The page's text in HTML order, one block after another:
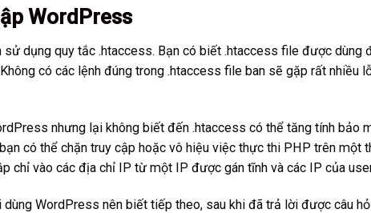
WordPress
sử dụng quy tắc .htaccess. Bạn có biết .htaccess file được dùng
có các lệnh đúng trong .htaccess file ban sẽ gặp rất nhiều
nhưng lại không biết đến .htaccess có thể tăng tính bảo
có thể chặn truy cập hoặc vô hiệu việc thực thi PHP trên một
chỉ vào các địa chỉ IP từ một IP được gán tĩnh và các IP của
WordPress nên biết tiếp theo, sau khi đã trả lời được câu